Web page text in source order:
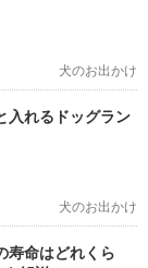
犬のお出かけ
入れるドッグラン
犬のお出かけ
寿命はどれくら